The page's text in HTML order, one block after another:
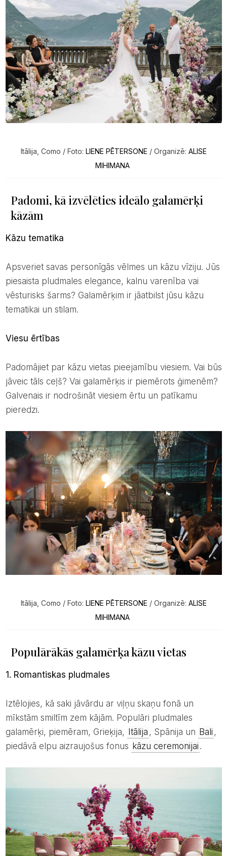
Itālija, Como / Foto: LIENE PĒTERSONE / Organizē: ALISE
MIHIMANA
Padomi, kā izvēlēties ideālo galamērķi
kāzām
Kāzu tematika
Apsveriet savas personīgās vēlmes un kāzu vīziju. Jūs
piesaista pludmales elegance, kalnu varenība vai
vēsturisks šarms? Galamērķim ir jāatbilst jūsu kāzu
tematikai un stilam.
Viesu ērtības
Padomājiet par kāzu vietas pieejamību viesiem. Vai būs
jāveic tāls ceļš? Vai galamērķis ir piemērots ģimenēm?
Galvenais ir nodrošināt viesiem ērtu un patīkamu
pieredzi.
Itālija, Como / Foto: LIENE PĒTERSONE / Organizē: ALISE
MIHIMANA
Populārākās galamērķa kāzu vietas
1. Romantiskas pludmales
Iztēlojies, kā saki jāvārdu ar viļņu skaņu fonā un
mīkstām smiltīm zem kājām. Populāri pludmales
galamērķi, piemēram, Grieķija, Itālija , Spānija un Bali ,
piedāvā elpu aizraujošus fonus kāzu ceremonijai .